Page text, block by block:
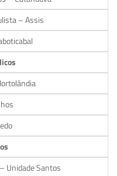
– Assis
Unidade Santos